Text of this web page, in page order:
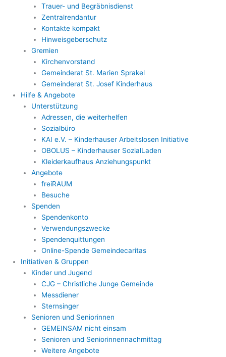
Trauer- und Begräbnisdienst
Zentralrendantur
Kontakte kompakt
Hinweisgeberschutz
Gremien
Kirchenvorstand
Gemeinderat St. Marien Sprakel
Gemeinderat St. Josef Kinderhaus
Hilfe & Angebote
Unterstützung
Adressen, die weiterhelfen
Sozialbüro
KAI e.V. – Kinderhauser Arbeitslosen Initiative
OBOLUS – Kinderhauser SozialLaden
Kleiderkaufhaus Anziehungspunkt
Angebote
freiRAUM
Besuche
Spenden
Spendenkonto
Verwendungszwecke
Spendenquittungen
Online-Spende Gemeindecaritas
Initiativen & Gruppen
Kinder und Jugend
CJG – Christliche Junge Gemeinde
Messdiener
Sternsinger
Senioren und Seniorinnen
GEMEINSAM nicht einsam
Senioren und Seniorinnennachmittag
Weitere Angebote